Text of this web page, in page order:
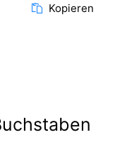
Kopieren